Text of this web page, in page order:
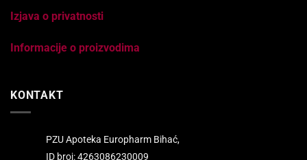
Izjava o privatnosti
Informacije o proizvodima
KONTAKT
PZU Apoteka Europharm Bihać,
ID broj: 4263086230009